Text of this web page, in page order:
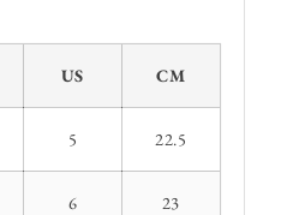
US CM
5 22.5
6 23